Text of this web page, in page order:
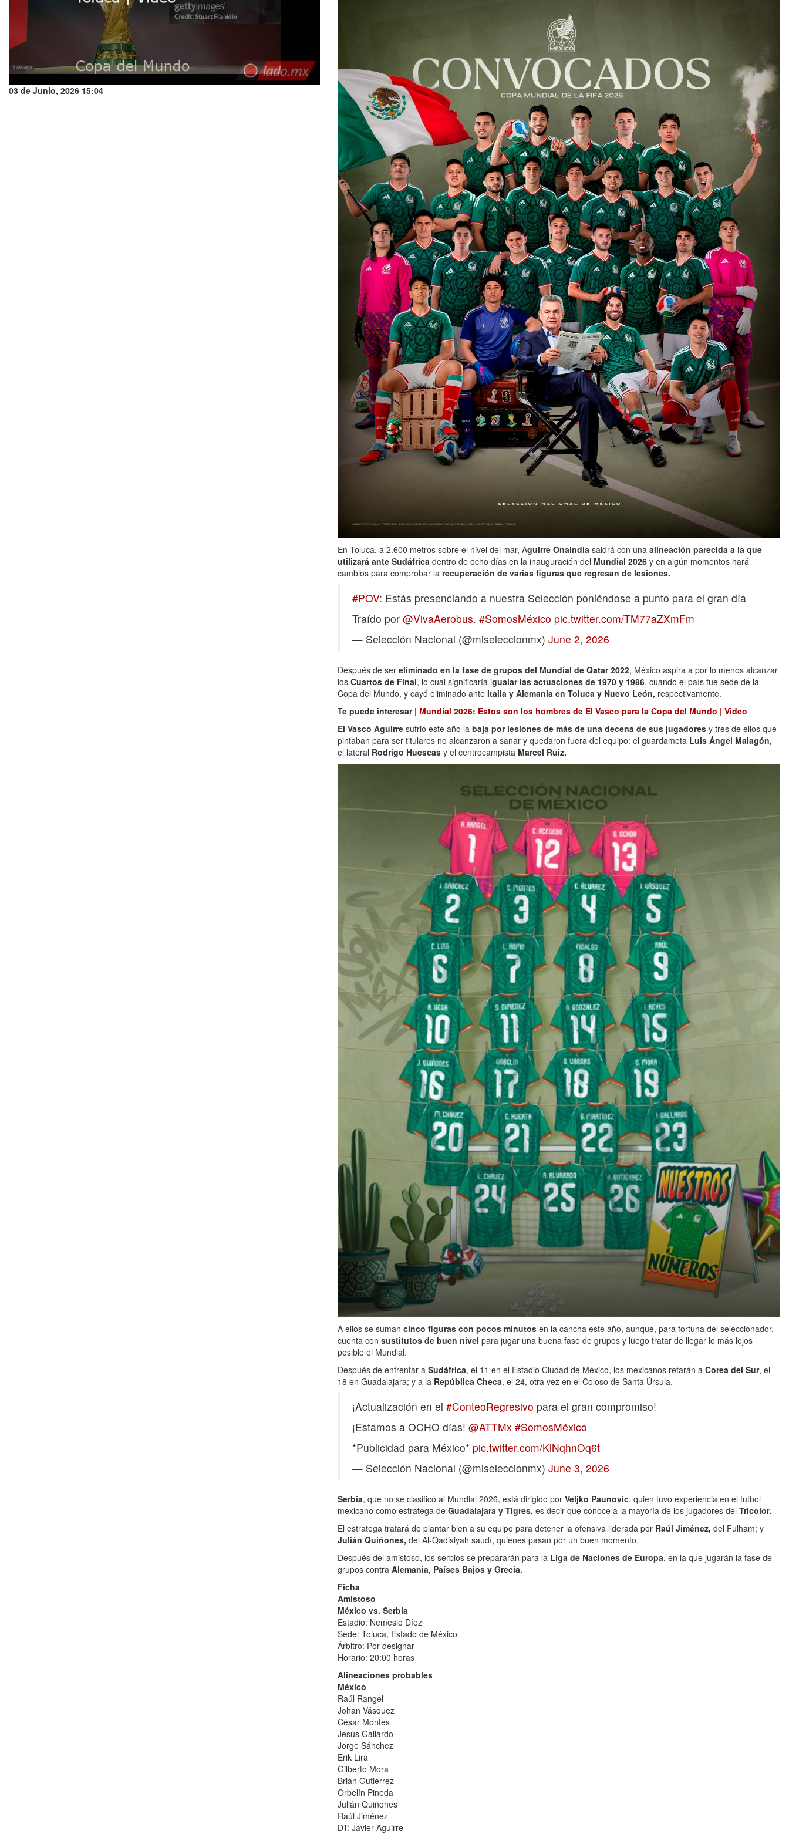
03 de Junio, 2026 15:04
En Toluca, a 2.600 metros sobre el nivel del mar, Aguirre Onaindia saldrá con una alineación parecida a la que
utilizará ante Sudáfrica dentro de ocho días en la inauguración del Mundial 2026 y en algún momentos hará
cambios para comprobar la recuperación de varias figuras que regresan de lesiones.
#POV: Estás presenciando a nuestra Selección poniéndose a punto para el gran día
Traído por @VivaAerobus. #SomosMéxico pic.twitter.com/TM77aZXmFm
— Selección Nacional (@miseleccionmx) June 2, 2026
Después de ser eliminado en la fase de grupos del Mundial de Qatar 2022, México aspira a por lo menos alcanzar
los Cuartos de Final, lo cual significaría igualar las actuaciones de 1970 y 1986, cuando el país fue sede de la
Copa del Mundo, y cayó eliminado ante Italia y Alemania en Toluca y Nuevo León, respectivamente.
Te puede interesar | Mundial 2026: Estos son los hombres de El Vasco para la Copa del Mundo | Video
El Vasco Aguirre sufrió este año la baja por lesiones de más de una decena de sus jugadores y tres de ellos que
pintaban para ser titulares no alcanzaron a sanar y quedaron fuera del equipo: el guardameta Luis Ángel Malagón,
el lateral Rodrigo Huescas y el centrocampista Marcel Ruiz.
A ellos se suman cinco figuras con pocos minutos en la cancha este año, aunque, para fortuna del seleccionador,
cuenta con sustitutos de buen nivel para jugar una buena fase de grupos y luego tratar de llegar lo más lejos
posible el Mundial.
Después de enfrentar a Sudáfrica, el 11 en el Estadio Ciudad de México, los mexicanos retarán a Corea del Sur, el
18 en Guadalajara; y a la República Checa, el 24, otra vez en el Coloso de Santa Úrsula.
¡Actualización en el #ConteoRegresivo para el gran compromiso!
¡Estamos a OCHO días! @ATTMx #SomosMéxico
*Publicidad para México* pic.twitter.com/KlNqhnOq6t
— Selección Nacional (@miseleccionmx) June 3, 2026
Serbia, que no se clasificó al Mundial 2026, está dirigido por Veljko Paunovic, quien tuvo experiencia en el futbol
mexicano como estratega de Guadalajara y Tigres, es decir que conoce a la mayoría de los jugadores del Tricolor.
El estratega tratará de plantar bien a su equipo para detener la ofensiva liderada por Raúl Jiménez, del Fulham; y
Julián Quiñones, del Al-Qadisiyah saudí, quienes pasan por un buen momento.
Después del amistoso, los serbios se prepararán para la Liga de Naciones de Europa, en la que jugarán la fase de
grupos contra Alemania, Países Bajos y Grecia.
Ficha
Amistoso
México vs. Serbia
Estadio: Nemesio Díez
Sede: Toluca, Estado de México
Árbitro: Por designar
Horario: 20:00 horas
Alineaciones probables
México
Raúl Rangel
Johan Vásquez
César Montes
Jesús Gallardo
Jorge Sánchez
Erik Lira
Gilberto Mora
Brian Gutiérrez
Orbelín Pineda
Julián Quiñones
Raúl Jiménez
DT: Javier Aguirre